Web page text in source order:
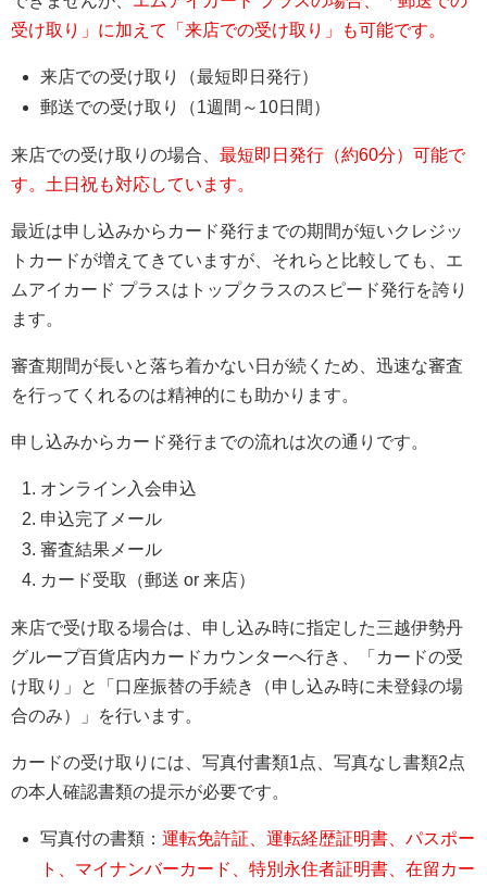
受け取り」に加えて「来店での受け取り」も可能です。
来店での受け取り（最短即日発行）
郵送での受け取り（1週間～10日間）
来店での受け取りの場合、 最短即日発行（約60分）可能で
す。土日祝も対応しています。
最近は申し込みからカード発行までの期間が短いクレジッ
トカードが増えてきていますが、それらと比較しても、エ
ムアイカード プラスはトップクラスのスピード発行を誇り
ます。
審査期間が長いと落ち着かない日が続くため、迅速な審査
を行ってくれるのは精神的にも助かります。
申し込みからカード発行までの流れは次の通りです。
オンライン入会申込
申込完了メール
審査結果メール
カード受取（郵送 or 来店）
来店で受け取る場合は、申し込み時に指定した三越伊勢丹
グループ百貨店内カードカウンターへ行き、「カードの受
け取り」と「口座振替の手続き（申し込み時に未登録の場
合のみ）」を行います。
カードの受け取りには、写真付書類1点、写真なし書類2点
の本人確認書類の提示が必要です。
写真付の書類：運転免許証、運転経歴証明書、パスポー
ト、マイナンバーカード、特別永住者証明書、在留カー